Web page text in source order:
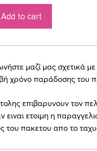
Add to cart
μαζί μας σχετικά με
χρόνο παράδοσης του
επιβαρυνουν τον
ειναι ετοιμη η
του πακετου απο το